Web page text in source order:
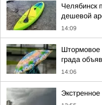
Челябинск
дешевой
14:09
Штормовое
града
14:06